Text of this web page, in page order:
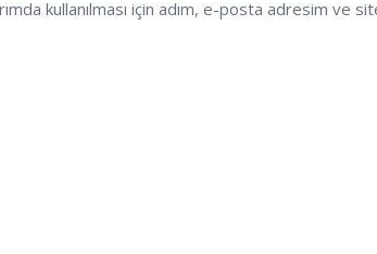
kullanılması için adım, e-posta adresim ve